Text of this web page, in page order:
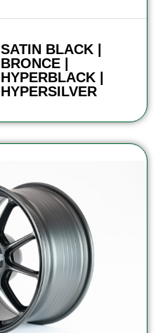
SATIN BLACK |
BRONCE |
HYPERBLACK |
HYPERSILVER